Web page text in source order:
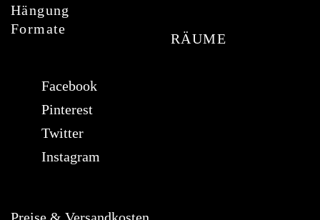
Hängung
Formate
RÄUME
Facebook
Pinterest
Twitter
Instagram